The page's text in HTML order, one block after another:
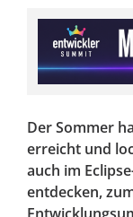
Der Sommer
erreicht und
auch im
entdecken,